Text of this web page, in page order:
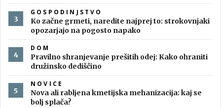
GOSPODINJSTVO
Ko začne grmeti, naredite najprej to: strokovnjaki
opozarjajo na pogosto napako
DOM
Pravilno shranjevanje prešitih odej: Kako ohraniti
družinsko dediščino
NOVICE
Nova ali rabljena kmetijska mehanizacija: kaj se
bolj splača?